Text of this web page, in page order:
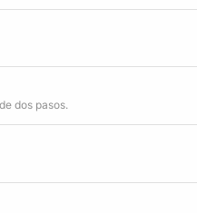
dos pasos.